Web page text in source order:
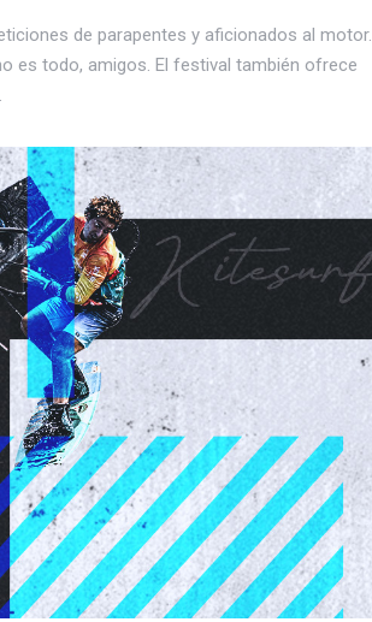
de parapentes y aficionados al motor.
es todo, amigos. El festival también ofrece